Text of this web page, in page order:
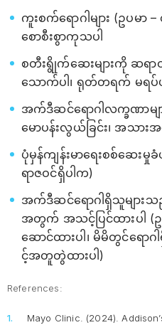
ကူးစက်ရောဂါများ (ဥပမ
စောစီးစွာကုသပါ
စတီးရွိုက်ဆေးများကို ဆရာ
သောက်ပါ၊ ရုတ်တရက် မရပ်
အက်ဒီဆင်ရောဂါလက္ခဏာမျ
မောပန်းလွယ်ခြင်း၊ အသားအ
ပုံမှန်ကျန်းမာရေးစစ်ဆေး
ရာဇဝင်ရှိပါက)
အက်ဒီဆင်ရောဂါရှိသူများ
အတွက် အသင့်ပြင်ထားပါ (
ဆောင်ထားပါ၊ မိမိတွင်ရော
င့်အတူတွဲထားပါ)
References:
Mayo Clinic. (2024).